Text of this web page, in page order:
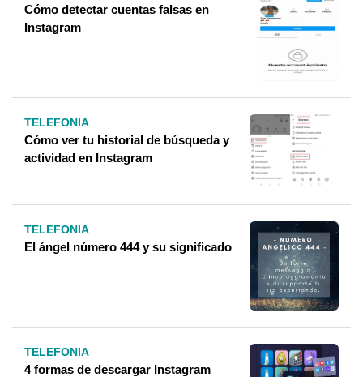
Cómo detectar cuentas falsas en
Instagram
TELEFONIA
Cómo ver tu historial de búsqueda y
actividad en Instagram
TELEFONIA
El ángel número 444 y su significado
TELEFONIA
4 formas de descargar Instagram